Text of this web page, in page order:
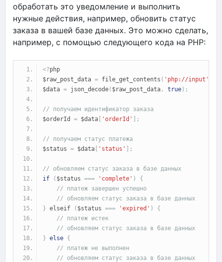
обработать это уведомление и выполнить
нужные действия, например, обновить статус
заказа в вашей базе данных. Это можно сделать,
например, с помощью следующего кода на PHP:
<?php
$raw_post_data = file_get_contents ( 'php://input'
$data = json_decode( $raw_post_data , true);
// получаем идентификатор заказа
$orderId = $data 'orderId' ];
// получаем статус платежа
$status = $data 'status' ];
// обновляем статус заказа в базе данных
if
( $status === 'complete' )
{
// платеж завершен успешно
// обновляем статус заказа в базе данных
} elseif ( $status === 'expired' )
{
// платеж истек
// обновляем статус заказа в базе данных
} else {
// платеж не выполнен
// обновляем статус заказа в базе данных